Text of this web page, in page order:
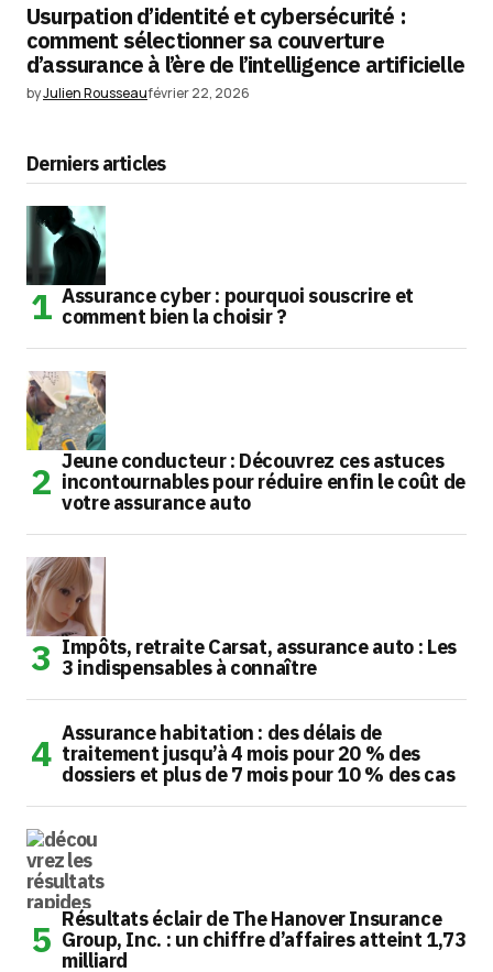
Usurpation d’identité et cybersécurité :
comment sélectionner sa couverture
d’assurance à l’ère de l’intelligence artificielle
byJulien Rousseaufévrier 22, 2026
Derniers articles
Assurance cyber : pourquoi souscrire et
comment bien la choisir ?
Jeune conducteur : Découvrez ces astuces
incontournables pour réduire enfin le coût de
votre assurance auto
Impôts, retraite Carsat, assurance auto : Les
3 indispensables à connaître
Assurance habitation : des délais de
traitement jusqu’à 4 mois pour 20 % des
dossiers et plus de 7 mois pour 10 % des cas
Résultats éclair de The Hanover Insurance
Group, Inc. : un chiffre d’affaires atteint 1,73
milliard